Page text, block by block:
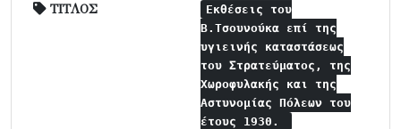
ΤΙΤΛΟΣ
Εκθέσεις του
Β.Τσουνούκα επί της
υγιεινής καταστάσεως
του Στρατεύματος, της
Χωροφυλακής και της
Αστυνομίας Πόλεων του
έτους 1930.